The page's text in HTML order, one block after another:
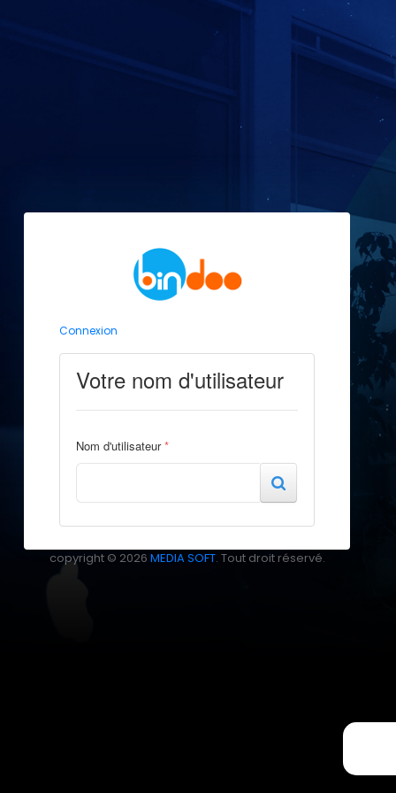
Connexion
Votre nom d'utilisateur
Nom d'utilisateur*
copyright © 2026 MEDIA SOFT. Tout droit réservé.